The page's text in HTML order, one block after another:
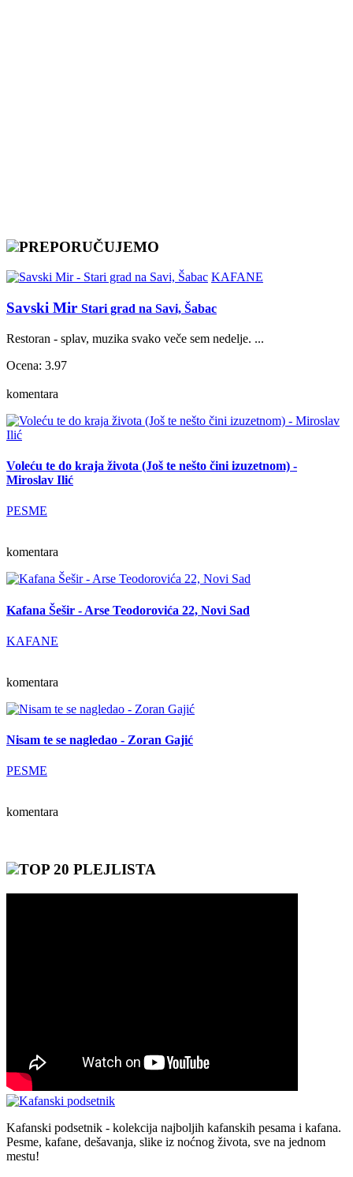
PREPORUČUJEMO
KAFANE
Savski Mir Stari grad na Savi, Šabac
Restoran - splav, muzika svako veče sem nedelje. ...
Ocena: 3.97
komentara
Voleću te do kraja života (Još te nešto čini izuzetnom) -
Miroslav Ilić
PESME
komentara
Kafana Šešir - Arse Teodorovića 22, Novi Sad
KAFANE
komentara
Nisam te se nagledao - Zoran Gajić
PESME
komentara
TOP 20 PLEJLISTA
Kafanski podsetnik - kolekcija najboljih kafanskih pesama i kafana.
Pesme, kafane, dešavanja, slike iz noćnog života, sve na jednom
mestu!